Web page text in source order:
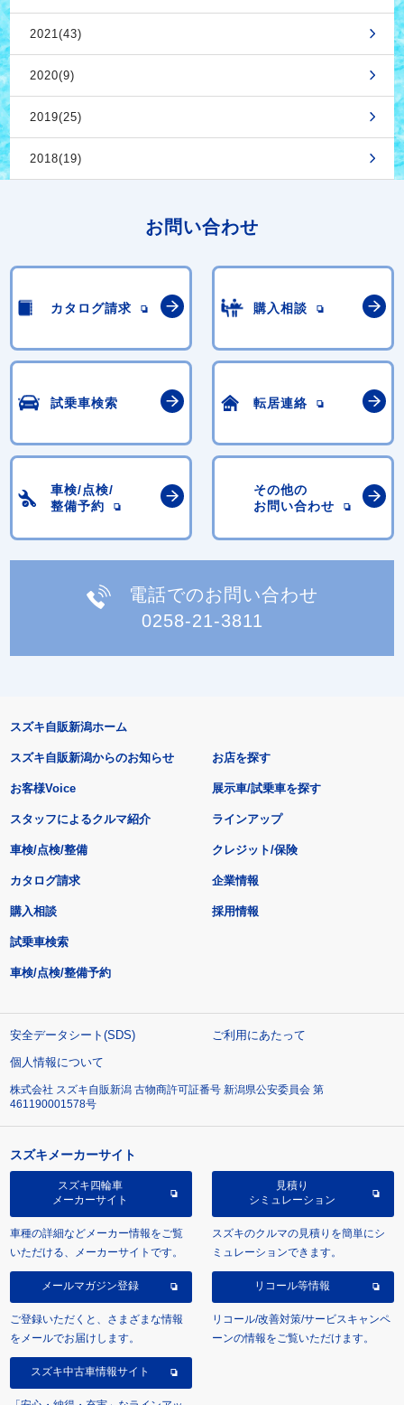
2021(43)
2020(9)
2019(25)
2018(19)
お問い合わせ
カタログ請求 購入相談
試乗車検索 転居連絡
車検/点検/
整備予約
その他の
お問い合わせ
電話でのお問い合わせ
0258-21-3811
スズキ自販新潟ホーム
スズキ自販新潟からのお知らせ
お客様Voice
スタッフによるクルマ紹介
お店を探す
展示車/試乗車を探す
ラインアップ
車検/点検/整備 クレジット/保険
カタログ請求
購入相談
試乗車検索
車検/点検/整備予約
企業情報
採用情報
安全データシート(SDS)
ご利用にあたって
個人情報について
株式会社 スズキ自販新潟 古物商許可証番号 新潟県公安委員会 第
461190001578号
スズキメーカーサイト
スズキ四輪車
メーカーサイト
車種の詳細などメーカー情報をご覧
いただける、メーカーサイトです。
見積り
シミュレーション
スズキのクルマの見積りを簡単にシ
ミュレーションできます。
メールマガジン登録
ご登録いただくと、さまざまな情報
をメールでお届けします。
リコール等情報
リコール/改善対策/サービスキャンペ
ーンの情報をご覧いただけます。
スズキ中古車情報サイト